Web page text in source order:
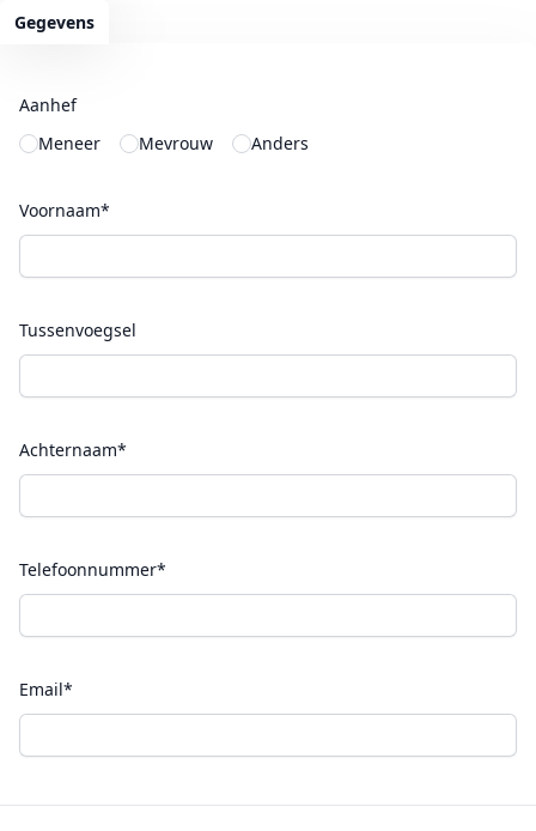
Gegevens
Aanhef
Meneer
Mevrouw Anders
Voornaam*
Tussenvoegsel
Achternaam*
Telefoonnummer*
Email*